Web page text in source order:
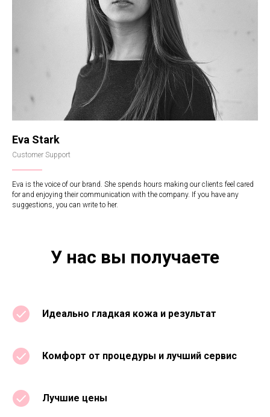
Eva Stark
Customer Support
Eva is the voice of our brand. She spends hours making our clients feel cared
for and enjoying their communication with the company. If you have any
suggestions, you can write to her.
У нас вы получаете
Идеально гладкая кожа и результат
Комфорт от процедуры и лучший сервис
Лучшие цены